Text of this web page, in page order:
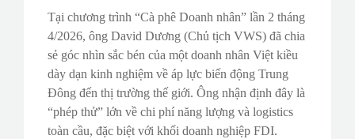
Tại chương trình “Cà phê Doanh nhân” lần 2 tháng
4/2026, ông David Dương (Chủ tịch VWS) đã chia
sẻ góc nhìn sắc bén của một doanh nhân Việt kiều
dày dạn kinh nghiệm về áp lực biến động Trung
Đông đến thị trường thế giới. Ông nhận định đây là
“phép thử” lớn về chi phí năng lượng và logistics
toàn cầu, đặc biệt với khối doanh nghiệp FDI.